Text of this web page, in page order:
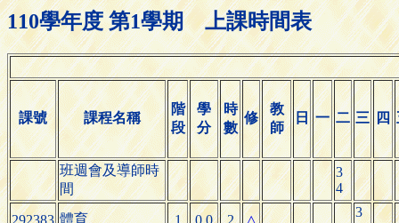
110學年度 第1學期 上課時間表
課號 課程名稱
階
段
學
分
時
數
修
教
師
日 一 二 三 四
班週會及導師時
間
3
4
292383 體育 1 0.0 2 △
3